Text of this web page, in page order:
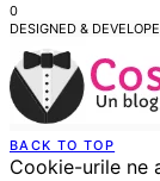
0
DESIGNED &
BACK TO TOP
Cookie-urile ne